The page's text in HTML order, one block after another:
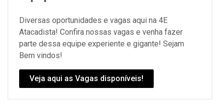
Diversas oportunidades e vagas aqui na 4E
Atacadista! Confira nossas vagas e venha fazer
parte dessa equipe experiente e gigante! Sejam
Bem vindos!
Veja aqui as Vagas disponíveis!